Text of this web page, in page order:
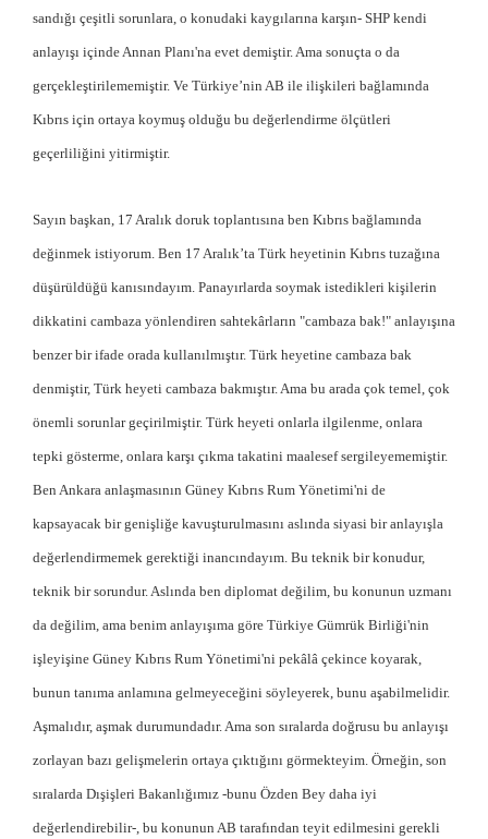
sandığı çeşitli sorunlara, o konudaki kaygılarına karşın- SHP kendi
anlayışı içindeAnnan Planı'na evet demiştir. Ama sonuçta o da
gerçekleştirilememiştir. Ve Türkiye’nin AB ile ilişkileri bağlamında
Kıbrıs için ortaya koymuş olduğu bu değerlendirme ölçütleri
geçerliliğini yitirmiştir.
Sayın başkan, 17 Aralık doruk toplantısına ben Kıbrıs bağlamında
değinmek istiyorum. Ben 17 Aralık’ta Türk heyetinin Kıbrıs tuzağına
düşürüldüğü kanısındayım. Panayırlarda soymak istedikleri kişilerin
dikkatini cambaza yönlendiren sahtekârların "cambaza bak!" anlayışına
benzer bir ifade orada kullanılmıştır. Türk heyetine cambaza bak
denmiştir, Türk heyeti cambaza bakmıştır. Ama bu arada çok temel, çok
önemli sorunlar geçirilmiştir. Türk heyeti onlarla ilgilenme, onlara
tepki gösterme, onlara karşı çıkma takatini maalesef sergileyememiştir.
Ben Ankara anlaşmasının Güney Kıbrıs Rum Yönetimi'ni de
kapsayacak bir genişliğe kavuşturulmasını aslında siyasi bir anlayışla
değerlendirmemek gerektiği inancındayım. Bu teknik bir konudur,
teknik bir sorundur. Aslında ben diplomat değilim, bu konunun uzmanı
da değilim, ama benim anlayışıma göre Türkiye Gümrük Birliği'nin
işleyişine Güney Kıbrıs Rum Yönetimi'ni pekâlâ çekince koyarak,
bunun tanıma anlamına gelmeyeceğini söyleyerek, bunu aşabilmelidir.
Aşmalıdır, aşmak durumundadır. Ama son sıralarda doğrusu bu anlayışı
zorlayan bazı gelişmelerin ortaya çıktığını görmekteyim. Örneğin, son
sıralarda Dışişleri Bakanlığımız -bunu Özden Bey daha iyi
değerlendirebilir-, bu konunun AB tarafından teyit edilmesini gerekli